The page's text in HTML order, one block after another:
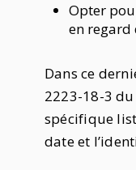
Opter
en regard
Dans ce
2223-18-3 du
spécifique
date et